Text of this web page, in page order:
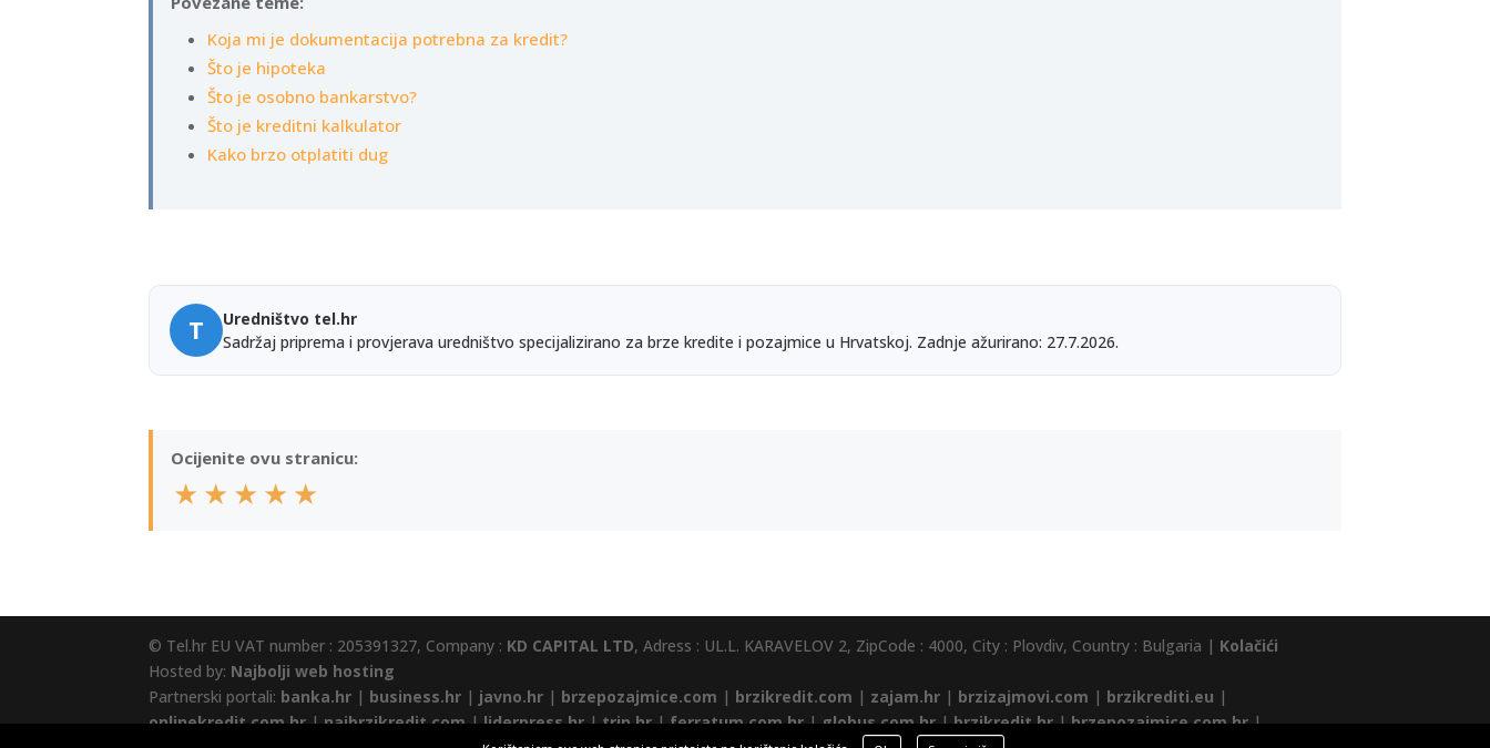
Koja mi je dokumentacija potrebna za kredit?
Što je hipoteka
Što je osobno bankarstvo?
Što je kreditni kalkulator
Kako brzo otplatiti dug
T
Uredništvo tel.hr
Sadržaj priprema i provjerava uredništvo specijalizirano za brze kredite i pozajmice u Hrvatskoj. Zadnje ažurirano: 27.7.2026.
Ocijenite ovu stranicu:
★★★★★
© Tel.hr EU VAT number : 205391327, Company : KD CAPITAL LTD, Adress : UL.L. KARAVELOV 2, ZipCode : 4000, City : Plovdiv, Country : Bulgaria | Kolačići
Hosted by: Najbolji web hosting
Partnerski portali: banka.hr | business.hr | javno.hr | brzepozajmice.com | brzikredit.com | zajam.hr | brzizajmovi.com | brzikrediti.eu |
onlinekredit.com.hr | najbrzikredit.com | liderpress.hr | trip.hr | ferratum.com.hr | globus.com.hr | brzikredit.hr | brzepozajmice.com.hr |